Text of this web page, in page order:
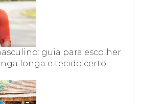
guia para escolher
longa e tecido certo